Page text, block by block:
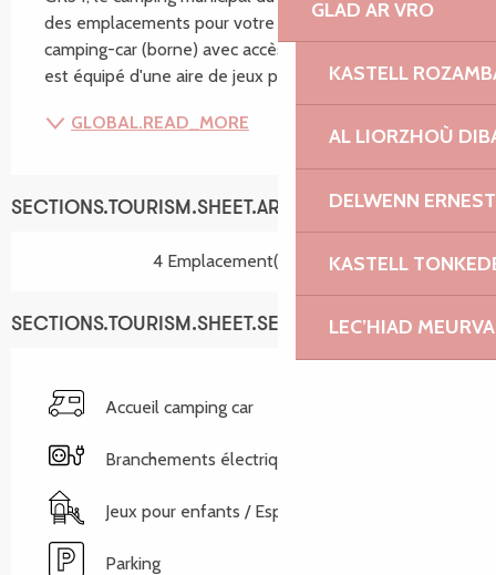
GLAD AR VRO
KASTELL
AL LIORZHOÙ
DELWENN
KASTELL
LEC’HIAD
des emplacements pour votre tente, caravane ou
camping-car (borne) avec accès direct à la plage. Il
est équipé d'une aire de jeux pour enfants,...
GLOBAL.READ_MORE
SECTIONS.TOURISM.SHEET.ARRANGEMENT
4 Emplacement(s) locatif
SECTIONS.TOURISM.SHEET.SERVICES
Accueil camping car
Branchements électriques
Jeux pour enfants / Espace jeux
Parking